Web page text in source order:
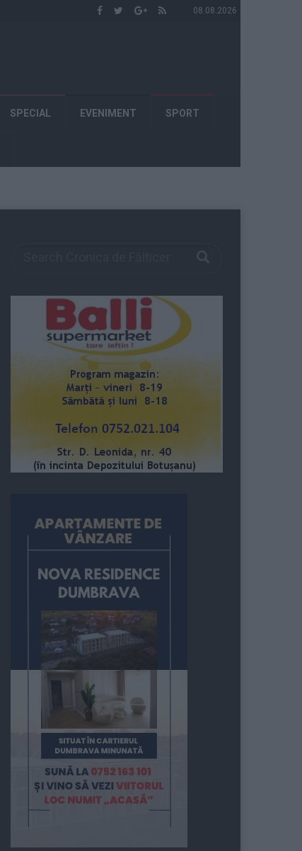
08.08.2026
SPECIAL EVENIMENT SPORT